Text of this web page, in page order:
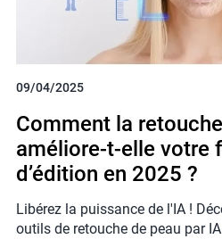
09/04/2025
Comment la
améliore-t-elle votre
d’édition en 2025 ?
Libérez la puissance de l'IA !
outils de retouche de peau par